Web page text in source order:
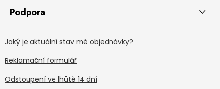
Podpora
Jaký je aktuální stav mé objednávky?
Reklamační formulář
Odstoupení ve lhůtě 14 dní